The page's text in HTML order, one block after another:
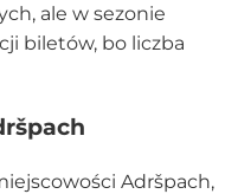
ale w sezonie
biletów, bo liczba
Adršpach,